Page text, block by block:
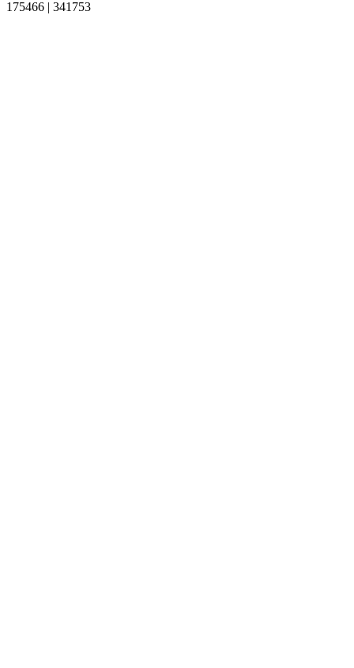
175466 | 341753